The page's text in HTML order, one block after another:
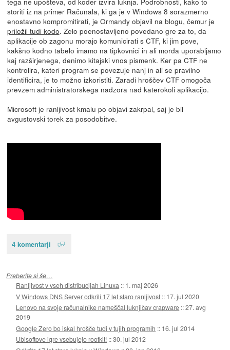
storiti iz na primer Računala, ki ga je v Windows 8 sorazmerno
enostavno kompromitirati, je Ormandy objavil na blogu, čemur je
priložil tudi kodo. Zelo poenostavljeno povedano gre za to, da
aplikacije ob zagonu morajo komunicirati s CTF, ki jim pove,
kakšno kodno tabelo imamo na tipkovnici in ali morda uporabljamo
kaj razširjenega, denimo kitajski vnos pismenk. Ker pa CTF ne
kontrolira, kateri program se povezuje nanj in ali se pravilno
identificira, je to možno izkoristiti. Zaradi hroščev CTF omogoča
prevzem administratorskega nadzora nad katerokoli aplikacijo.
Microsoft je ranljivost kmalu po objavi zakrpal, saj je bil
avgustovski torek za posodobitve.
4 komentarji
Preberite si še…
Ranljivost v vseh distribucijah Linuxa :: 1. maj 2026
V Windows DNS Server odkrili 17 let staro ranljivost :: 17. jul 2020
Lenovo na svoje računalnike nameščal luknjičav crapware ::27. avg
2019
Google Zero bo iskal hrošče tudi v tujih programih :: 16. jul 2014
Ubisoftove igre vsebujejo rootkit! ::30. jul 2012